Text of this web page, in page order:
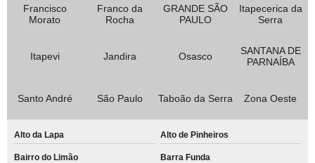
Francisco
Morato
Franco da
Rocha
GRANDE SÃO
PAULO
Itapecerica da
Serra
Itapevi Jandira Osasco
SANTANA DE
PARNAÍBA
Santo André São Paulo Taboão da Serra Zona Oeste
Alto da Lapa Alto de Pinheiros
Bairro do Limão Barra Funda